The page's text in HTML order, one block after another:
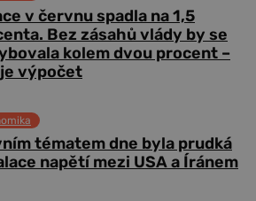
v červnu spadla na 1,5
Bez zásahů vlády by se
kolem dvou procent –
výpočet
tématem dne byla prudká
napětí mezi USA a Íránem